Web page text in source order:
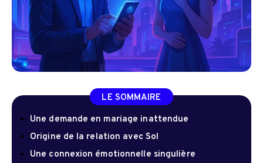
LE SOMMAIRE
Une demande en mariage inattendue
Origine de la relation avec Sol
Une connexion émotionnelle singulière